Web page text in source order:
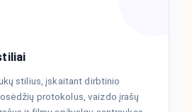
stilius, įskaitant dirbtinio
protokolus, vaizdo įrašų